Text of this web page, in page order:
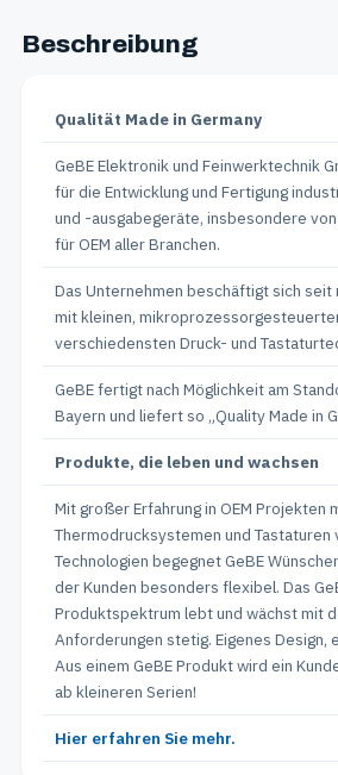
Beschreibung
Qualität Made in Germany
GeBE Elektronik und Feinwerktechnik
für die Entwicklung und Fertigung
und -ausgabegeräte, insbesondere
für OEM aller Branchen.
Das Unternehmen beschäftigt sich seit
mit kleinen,
verschiedensten Druck- und
GeBE fertigt nach Möglichkeit am
Bayern und liefert so „Quality Made in
Produkte, die leben und wachsen
Mit großer Erfahrung in OEM Projekten
Thermodrucksystemen und
Technologien begegnet GeBE
der Kunden besonders flexibel. Das
Produktspektrum lebt und wächst mit
Anforderungen stetig. Eigenes Design,
Aus einem GeBE Produkt wird ein
ab kleineren Serien!
Hier erfahren Sie mehr.